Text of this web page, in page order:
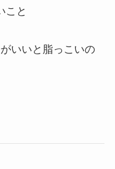
こと
いいと脂っこいの